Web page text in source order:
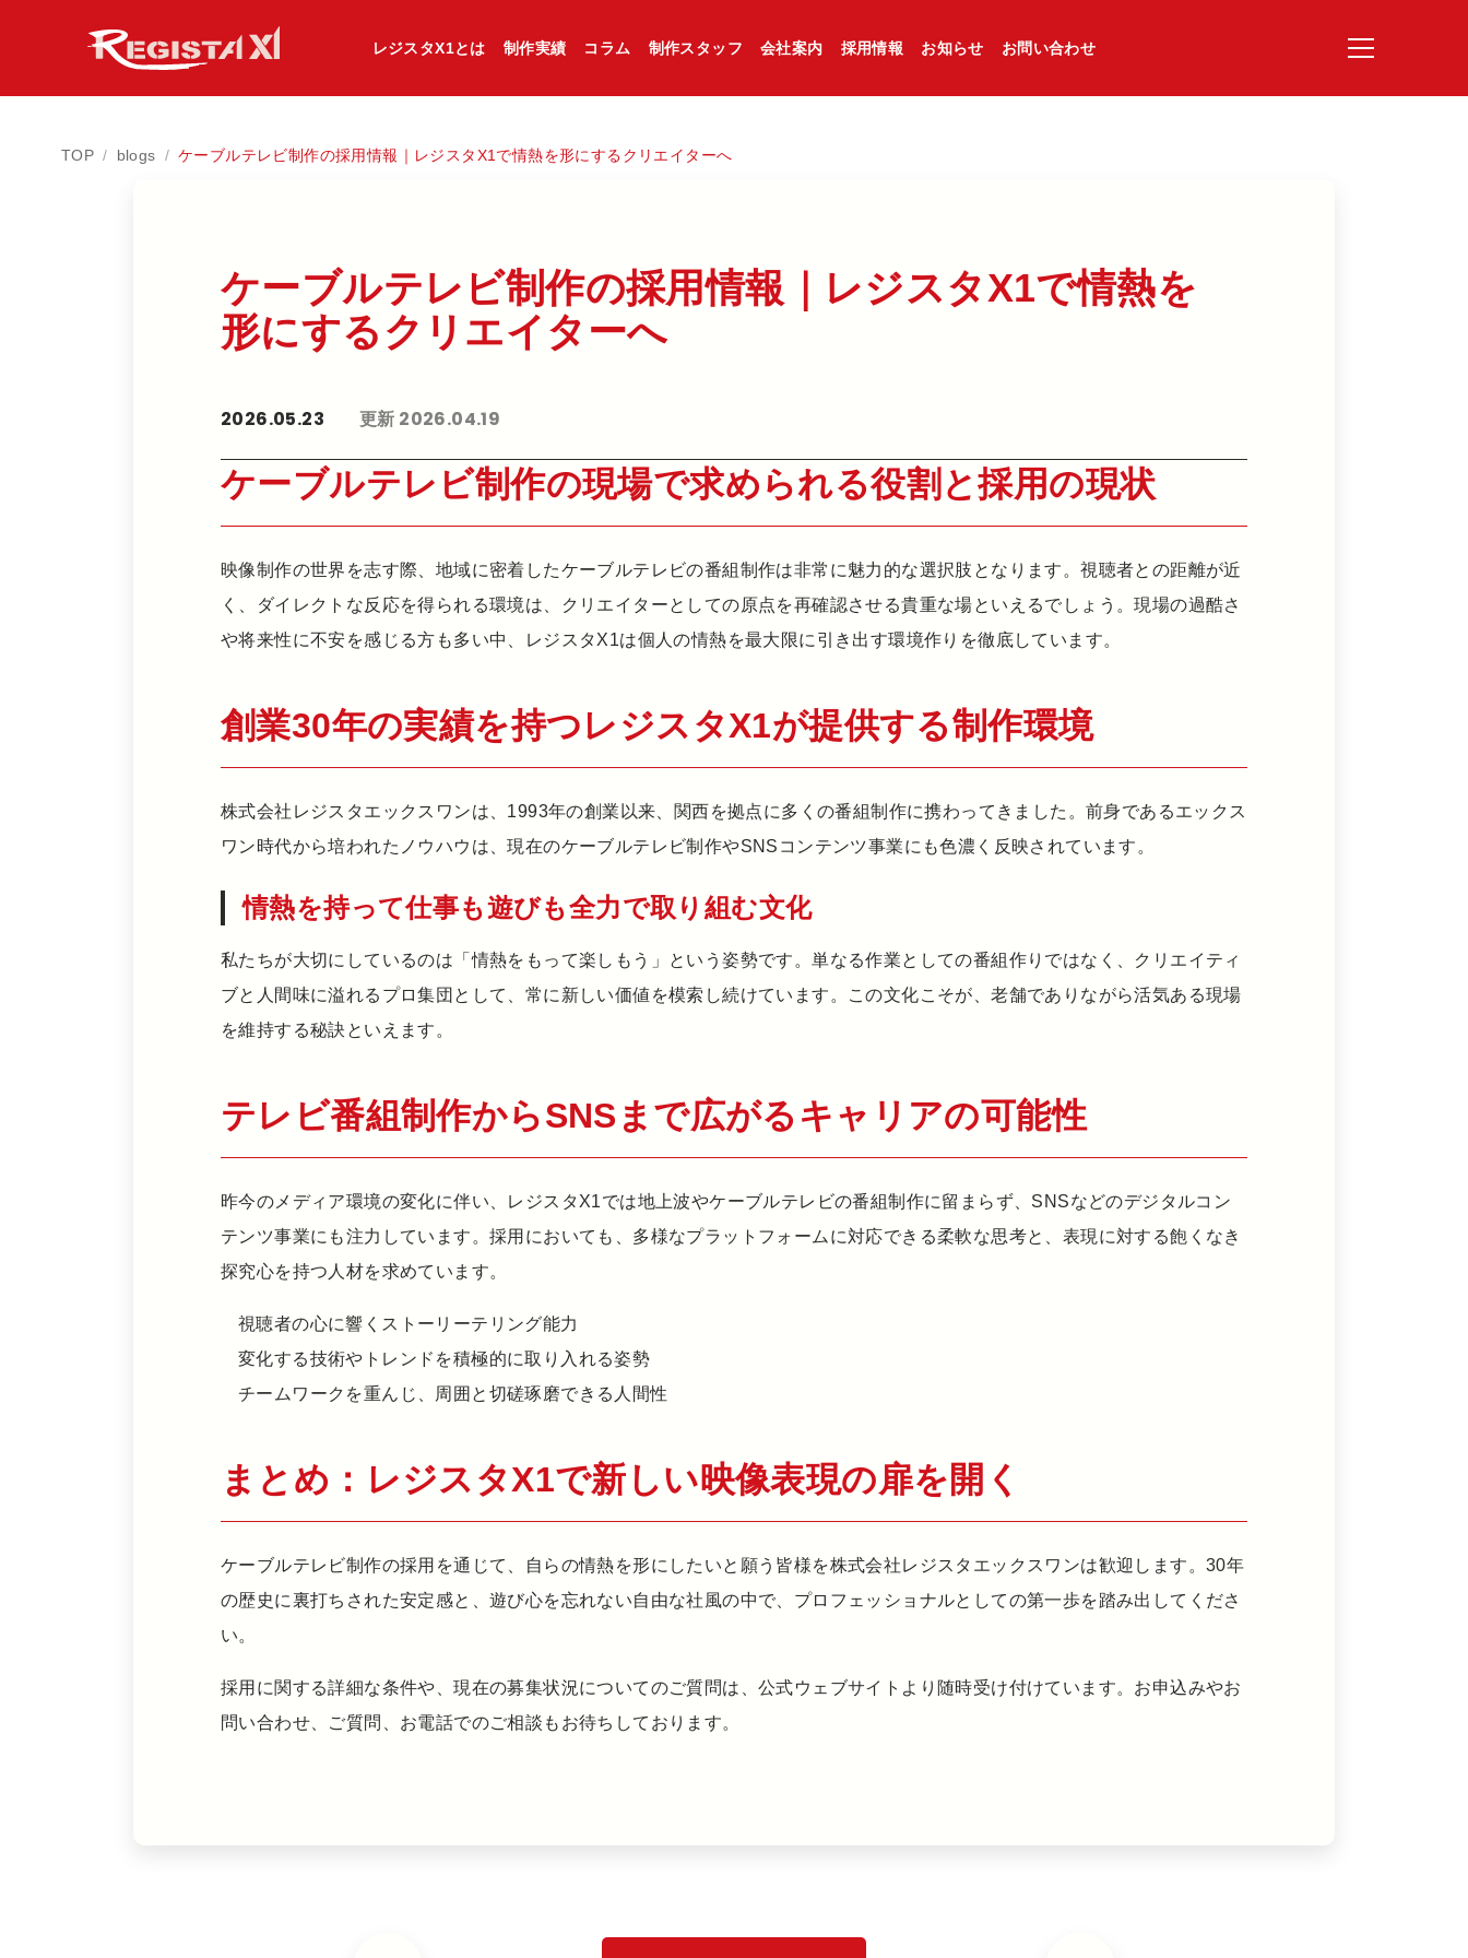
レジスタX1とは 制作実績 コラム 制作スタッフ 会社案内 採用情報 お知らせ お問い合わせ
TOP / blogs / ケーブルテレビ制作の採用情報｜レジスタX1で情熱を形にするクリエイターへ
ケーブルテレビ制作の​採用情報｜レジスタX1で​情熱を​
形に​する​クリエイターへ​
2026.05.23 更新 2026.04.19
ケーブルテレビ制作の現場で求められる役割と採用の現状
映像制作の世界を志す際、地域に密着したケーブルテレビの番組制作は非常に魅力的な選択肢となります。視聴者との距離が近
く、ダイレクトな反応を得られる環境は、クリエイターとしての原点を再確認させる貴重な場といえるでしょう。現場の過酷さ
や将来性に不安を感じる方も多い中、レジスタX1は個人の情熱を最大限に引き出す環境作りを徹底しています。
創業30年の実績を持つレジスタX1が提供する制作環境
株式会社レジスタエックスワンは、1993年の創業以来、関西を拠点に多くの番組制作に携わってきました。前身であるエックス
ワン時代から培われたノウハウは、現在のケーブルテレビ制作やSNSコンテンツ事業にも色濃く反映されています。
情熱を持って仕事も遊びも全力で取り組む文化
私たちが大切にしているのは「情熱をもって楽しもう」という姿勢です。単なる作業としての番組作りではなく、クリエイティ
ブと人間味に溢れるプロ集団として、常に新しい価値を模索し続けています。この文化こそが、老舗でありながら活気ある現場
を維持する秘訣といえます。
テレビ番組制作からSNSまで広がるキャリアの可能性
昨今のメディア環境の変化に伴い、レジスタX1では地上波やケーブルテレビの番組制作に留まらず、SNSなどのデジタルコン
テンツ事業にも注力しています。採用においても、多様なプラットフォームに対応できる柔軟な思考と、表現に対する飽くなき
探究心を持つ人材を求めています。
視聴者の心に響くストーリーテリング能力
変化する技術やトレンドを積極的に取り入れる姿勢
チームワークを重んじ、周囲と切磋琢磨できる人間性
まとめ：レジスタX1で新しい映像表現の扉を開く
ケーブルテレビ制作の採用を通じて、自らの情熱を形にしたいと願う皆様を株式会社レジスタエックスワンは歓迎します。30年
の歴史に裏打ちされた安定感と、遊び心を忘れない自由な社風の中で、プロフェッショナルとしての第一歩を踏み出してくださ
い。
採用に関する詳細な条件や、現在の募集状況についてのご質問は、公式ウェブサイトより随時受け付けています。お申込みやお
問い合わせ、ご質問、お電話でのご相談もお待ちしております。